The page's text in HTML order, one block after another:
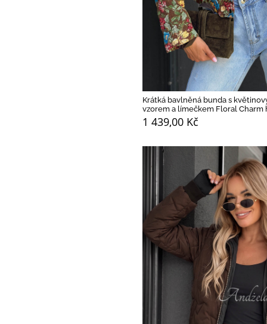
Krátká bavlněná bunda s
vzorem a límečkem Floral Charm
1 439,00 Kč